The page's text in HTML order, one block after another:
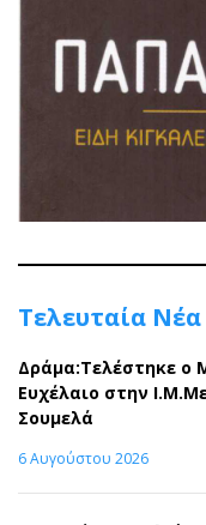
Τελευταία Νέα
Δράμα:Τελέστηκε ο
Ευχέλαιο στην
Σουμελά
6 Αυγούστου 2026